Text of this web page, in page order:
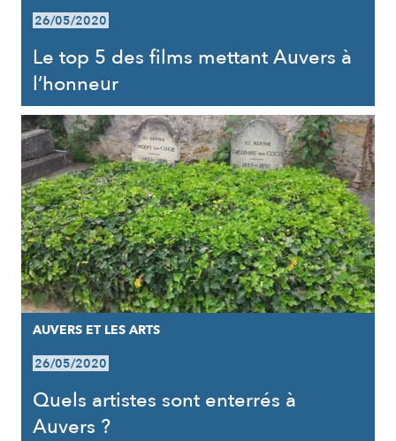
26/05/2020
Le top 5 des films mettant Auvers à
l’honneur
AUVERS ET LES ARTS
26/05/2020
Quels artistes sont enterrés à
Auvers ?